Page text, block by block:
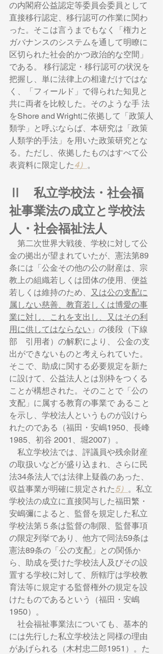
の内閣府公益認定等委員会委員として
直接移行認定、移行認可の作業に関わ
った。そこは言うまでもなく「権力と
ガバナンスのシステムを通して明瞭に
区切られた社会的かつ政治的な空間」
である。 移行認定・移行認可の状況を
把握し、単に法律上の相違だけではな
く、「フィールド」で得られた知見と
共に両者を比較した。そのような手 法
をShore and Wrightに依拠して「政策人
類学」と呼ぶならば、本研究は「政策
人類学的手法」を用いた政策研究とな
る。ただし、依拠したものはすべて公
表資料に限定した4） 。
Ⅱ　私立学校法・社会福
祉事業法の成立と学校法
人・社会福祉法人
第二次世界大戦後、学校に対して公
金の拠出が望まれていたが、憲法第89
条には「公金その他の公の財産は、宗
教上の組織若しくは団体の使用、便益
若しくは維持のため、
又は公の支配に
属しない慈善、教育若しくは博愛の事
業に対し、これを支出し、又はその利
用に供してはならない 」の後段（下線
部　引用者）の解釈により、 公金の支
出ができないものと考えられていた。
そこで、助成に関する必要規定を新た
に設けて、公益法人とは別枠をつくる
ことが構想された。そのことで「公の
支配」に属する教育の事業で あること
を示し、学校法人というものが設けら
れたのである（福田・安嶋1950、長峰
1985、初谷 2001、堀2007）。
私立学校法では、評議員や残余財産
の取扱いなどが盛り込まれ、さらに民
法34条法人では法律上疑義のあった、
収益事業が明確に規定された5） 。私立
学校法の成立に直接関与した福田繁・
安嶋彌によると、監督を規定した私立
学校法第５条は監督の制限、監督事項
の限定列挙であり、他方で同法59条は
憲法89条の「公の支配」との関係か
ら、助成を受けた学校法人及びその設
置する学校に対して、所轄庁は学校教
育法等に規定する監督権外の規定を設
けたものであるという（福田・安嶋
1950）。
社会福祉事業法についても、基本的
には先行した私立学校法と同様の理由
があげられる（木村忠二郎1951）。た